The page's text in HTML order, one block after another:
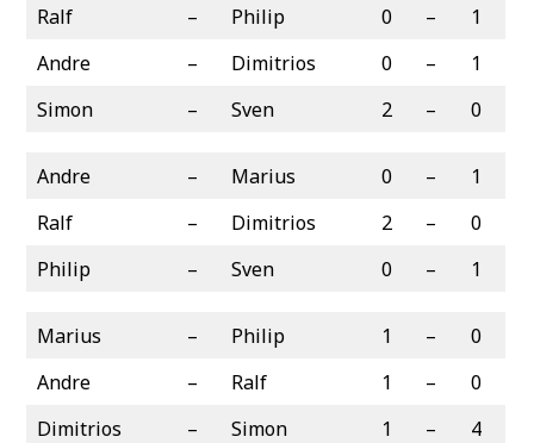
Ralf – Philip 0 –
1
Andre
– Dimitrios 0 –
1
Simon
– Sven 2 – 0
Andre – Marius 0 –
1
Ralf
– Dimitrios 2 –
0
Philip
– Sven 0 – 1
Marius – Philip 1 –
0
Andre
– Ralf 1 –
0
Dimitrios
– Simon 1 – 4